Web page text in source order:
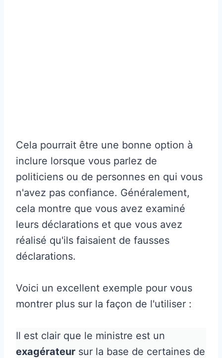
Cela pourrait être une bonne option à
inclure lorsque vous parlez de
politiciens ou de personnes en qui vous
n'avez pas confiance. Généralement,
cela montre que vous avez examiné
leurs déclarations et que vous avez
réalisé qu'ils faisaient de fausses
déclarations.
Voici un excellent exemple pour vous
montrer plus sur la façon de l'utiliser :
Il est clair que le ministre est un
exagérateur sur la base de certaines de